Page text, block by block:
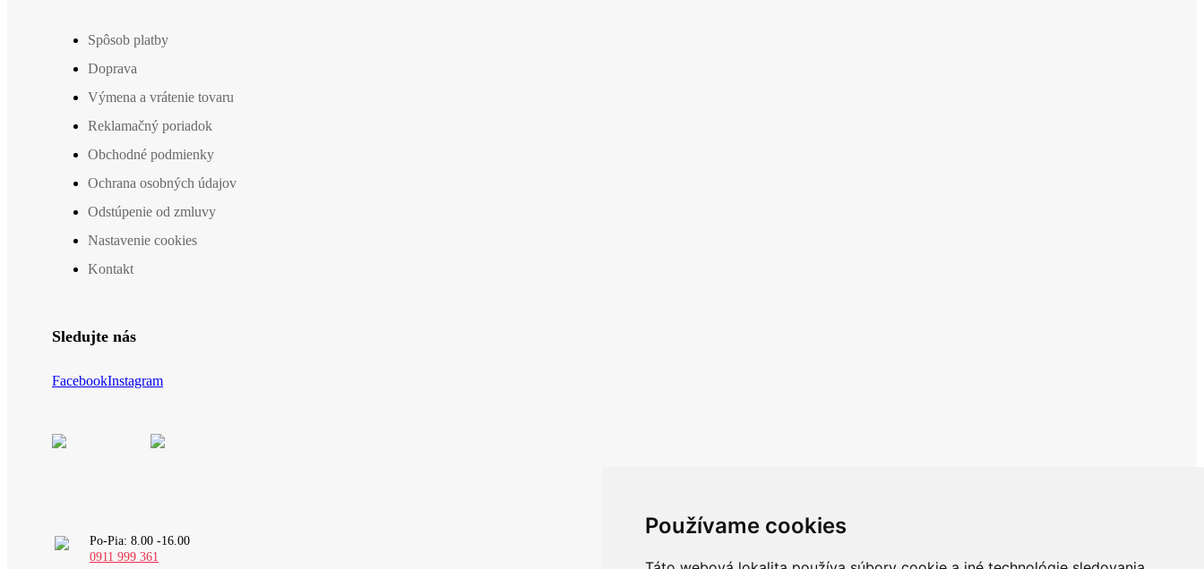
Používame cookies
Spôsob platby
Doprava
Výmena a vrátenie tovaru
Reklamačný poriadok
Obchodné podmienky
Ochrana osobných údajov
Odstúpenie od zmluvy
Nastavenie cookies
Kontakt
Sledujte nás
FacebookInstagram
Po-Pia: 8.00 -16.00
0911 999 361